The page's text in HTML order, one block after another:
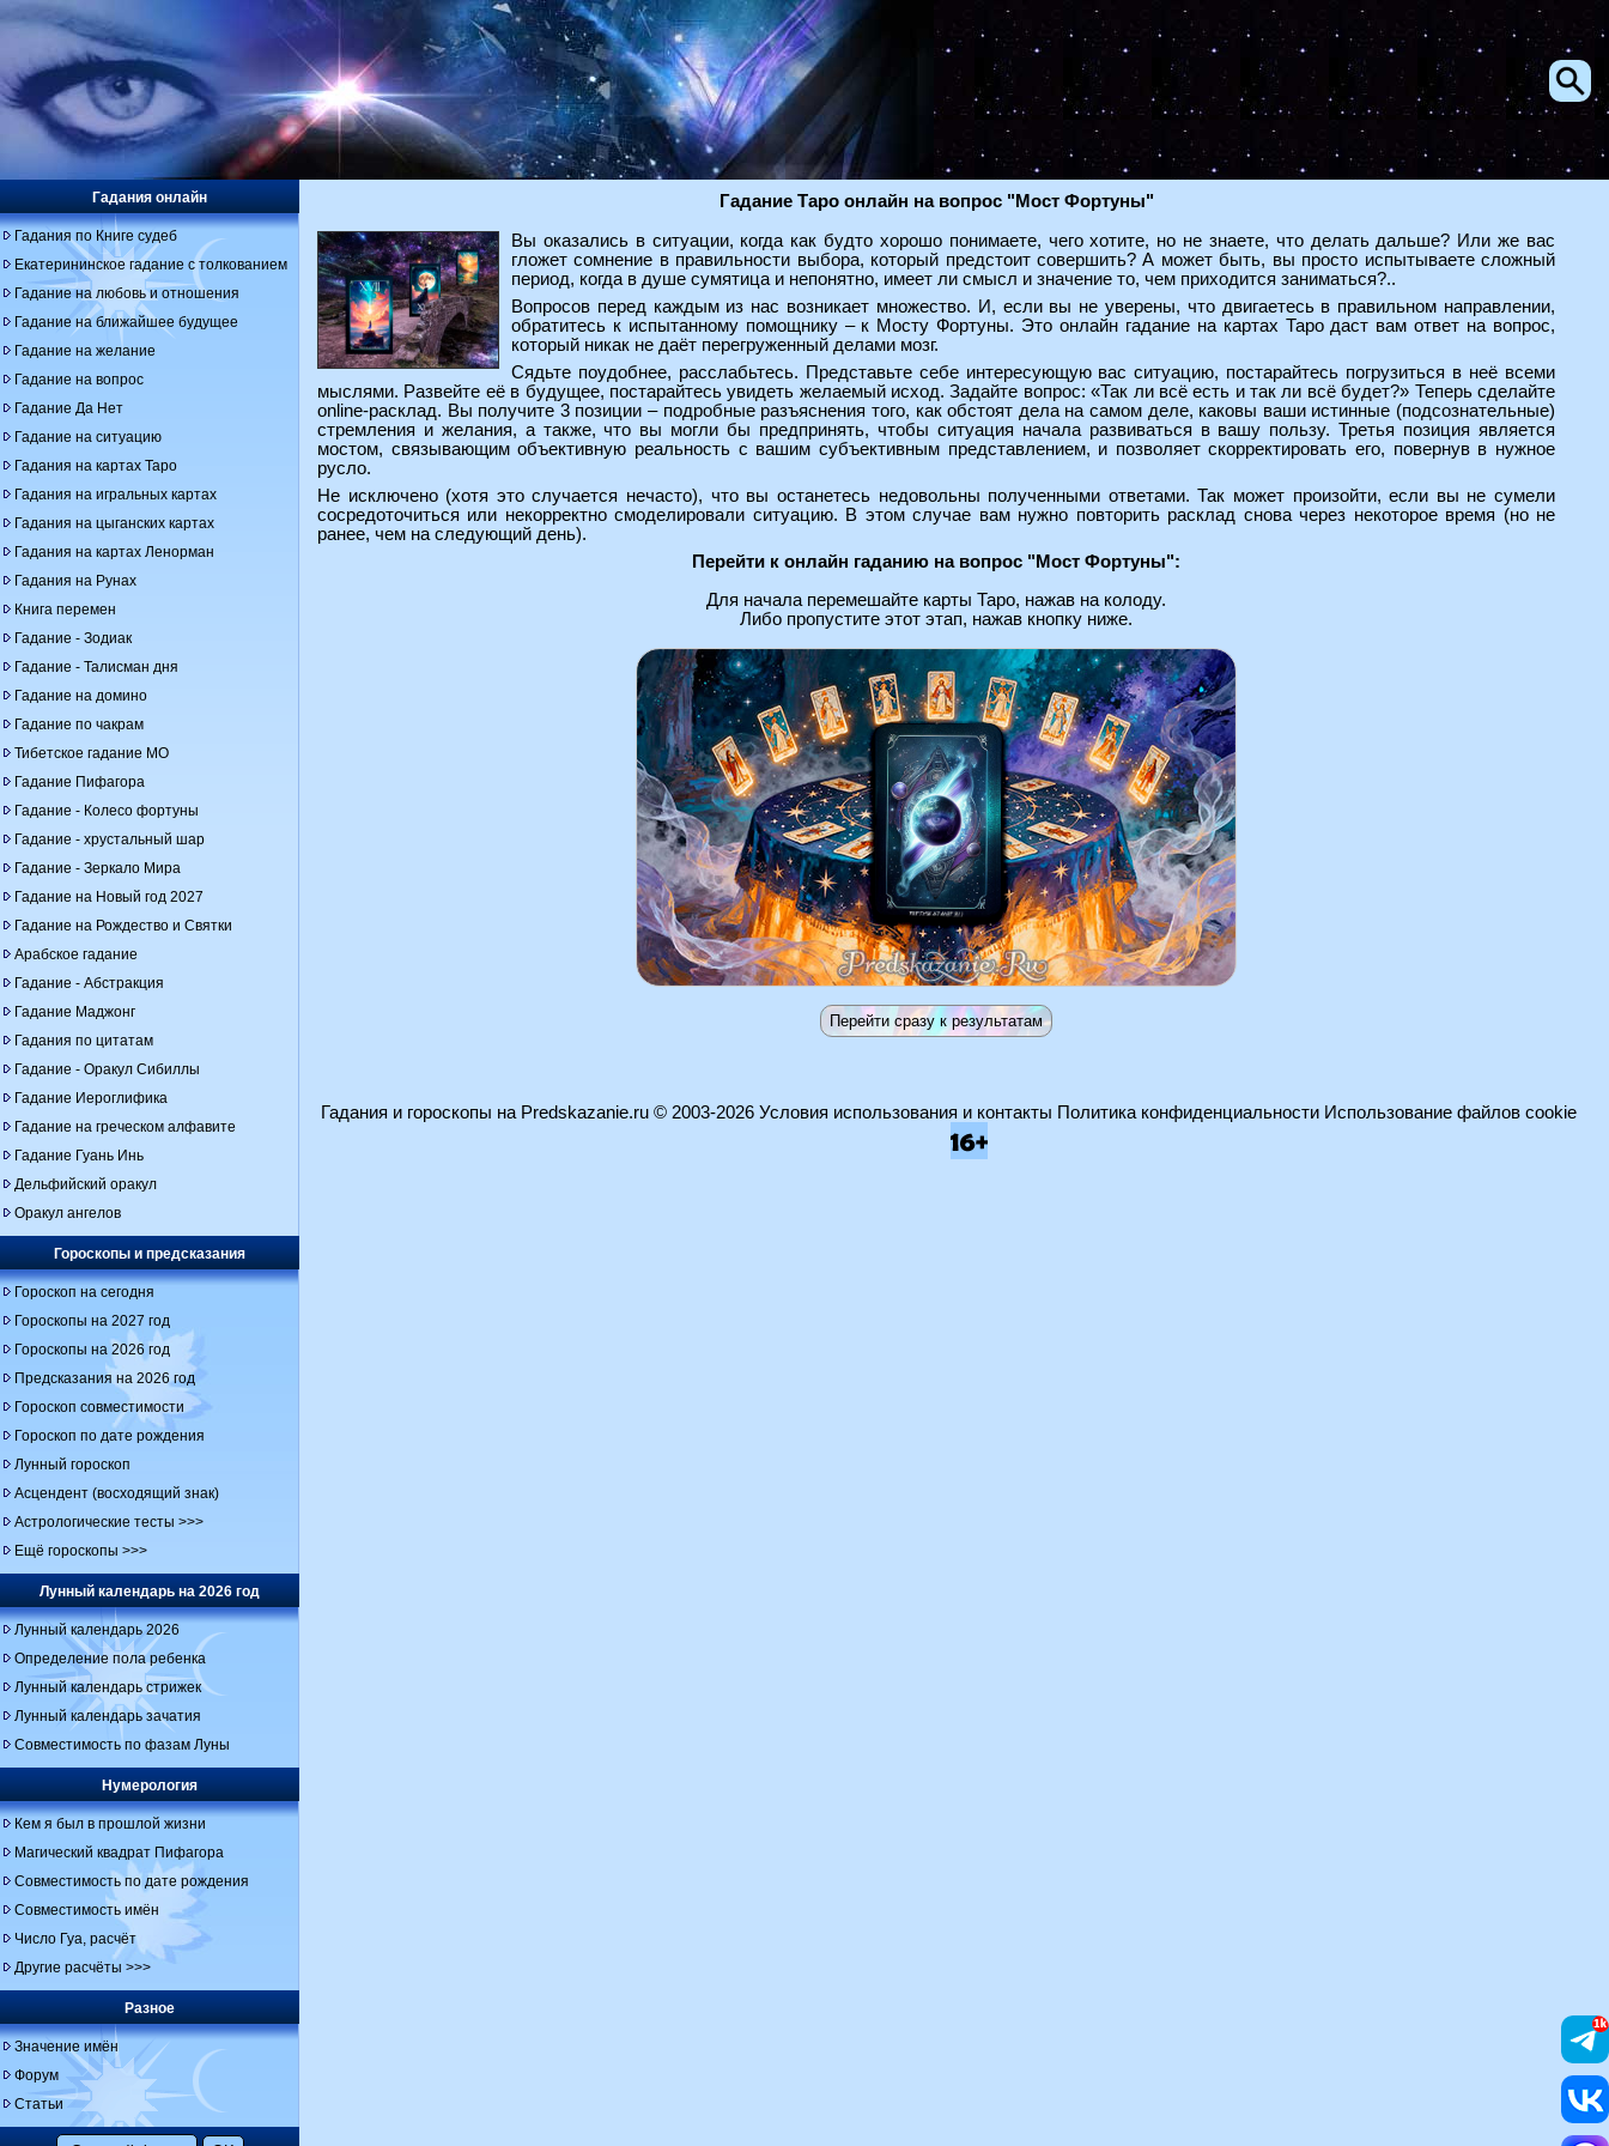
Гадание Таро онлайн на вопрос "Мост Фортуны"
Вы оказались в ситуации, когда как будто хорошо понимаете, чего хотите, но не знаете, что делать дальше? Или же вас
гложет сомнение в правильности выбора, который предстоит совершить? А может быть, вы просто испытываете сложный
период, когда в душе сумятица и непонятно, имеет ли смысл и значение то, чем приходится заниматься?..
Вопросов перед каждым из нас возникает множество. И, если вы не уверены, что двигаетесь в правильном направлении,
обратитесь к испытанному помощнику – к Мосту Фортуны. Это онлайн гадание на картах Таро даст вам ответ на вопрос,
который никак не даёт перегруженный делами мозг.
Сядьте поудобнее, расслабьтесь. Представьте себе интересующую вас ситуацию, постарайтесь погрузиться в неё всеми
мыслями. Развейте её в будущее, постарайтесь увидеть желаемый исход. Задайте вопрос: «Так ли всё есть и так ли всё будет?» Теперь сделайте
online-расклад. Вы получите 3 позиции – подробные разъяснения того, как обстоят дела на самом деле, каковы ваши истинные (подсознательные)
стремления и желания, а также, что вы могли бы предпринять, чтобы ситуация начала развиваться в вашу пользу. Третья позиция является
мостом, связывающим объективную реальность с вашим субъективным представлением, и позволяет скорректировать его, повернув в нужное
русло.
Не исключено (хотя это случается нечасто), что вы останетесь недовольны полученными ответами. Так может произойти, если вы не сумели
сосредоточиться или некорректно смоделировали ситуацию. В этом случае вам нужно повторить расклад снова через некоторое время (но не
ранее, чем на следующий день).
Перейти к онлайн гаданию на вопрос "Мост Фортуны":
Для начала перемешайте карты Таро, нажав на колоду.
Либо пропустите этот этап, нажав кнопку ниже.
Гадания онлайн
Гадания по Книге судеб
Екатерининское гадание с толкованием
Гадание на любовь и отношения
Гадание на ближайшее будущее
Гадание на желание
Гадание на вопрос
Гадание Да Нет
Гадание на ситуацию
Гадания на картах Таро
Гадания на игральных картах
Гадания на цыганских картах
Гадания на картах Ленорман
Гадания на Рунах
Книга перемен
Гадание - Зодиак
Гадание - Талисман дня
Гадание на домино
Гадание по чакрам
Тибетское гадание МО
Гадание Пифагора
Гадание - Колесо фортуны
Гадание - хрустальный шар
Гадание - Зеркало Мира
Гадание на Новый год 2027
Гадание на Рождество и Святки
Арабское гадание
Гадание - Абстракция
Гадание Маджонг
Гадания по цитатам
Гадание - Оракул Сибиллы
Гадание Иероглифика
Гадание на греческом алфавите
Гадание Гуань Инь
Дельфийский оракул
Оракул ангелов
Гороскопы и предсказания
Гороскоп на сегодня
Гороскопы на 2027 год
Гороскопы на 2026 год
Предсказания на 2026 год
Гороскоп совместимости
Гороскоп по дате рождения
Лунный гороскоп
Асцендент (восходящий знак)
Астрологические тесты >>>
Ещё гороскопы >>>
Лунный календарь на 2026 год
Лунный календарь 2026
Определение пола ребенка
Лунный календарь стрижек
Лунный календарь зачатия
Совместимость по фазам Луны
Нумерология
Кем я был в прошлой жизни
Магический квадрат Пифагора
Совместимость по дате рождения
Совместимость имён
Число Гуа, расчёт
Другие расчёты >>>
Разное
Значение имён
Форум
Статьи
Гадания и гороскопы на Predskazanie.ru© 2003-2026 Условия использования и контакты Политика конфиденциальности Использование файлов cookie